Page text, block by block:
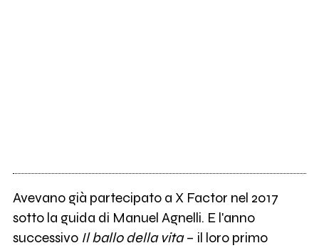
Avevano già partecipato a X Factor nel 2017
sotto la guida di Manuel Agnelli. E l'anno
successivo Il ballo della vita– il loro primo